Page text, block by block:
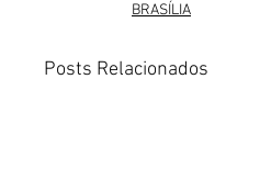
BRASÍLIA
Posts Relacionados